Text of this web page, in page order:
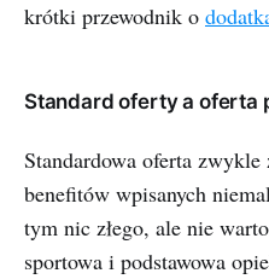
krótki przewodnik o
Standard oferty a oferta
Standardowa oferta
benefitów wpisanych
tym nic złego, ale nie
sportowa i podstawowa